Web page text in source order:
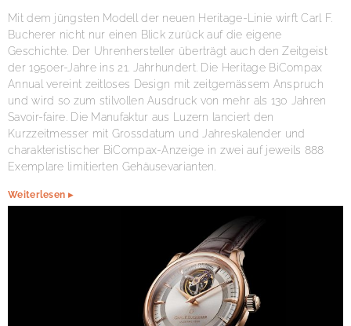
Mit dem jüngsten Modell der neuen Heritage-Linie wirft Carl F.
Bucherer nicht nur einen Blick zurück auf die eigene
Geschichte. Der Uhrenhersteller überträgt auch den Zeitgeist
der 1950er-Jahre ins 21. Jahrhundert. Die Heritage BiCompax
Annual vereint zeitloses Design mit zeitgemässem Anspruch
und wird so zum stilvollen Ausdruck von mehr als 130 Jahren
Savoir-faire. Die Manufaktur aus Luzern lanciert den
Kurzzeitmesser mit Grossdatum und Jahreskalender und
charakteristischer BiCompax-Anzeige in zwei auf jeweils 888
Exemplare limitierten Gehäusevarianten.
Weiterlesen ▸